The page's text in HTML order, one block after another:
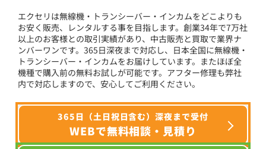
エクセリは無線機・トランシーバー・インカムをどこよりも
お安く販売、レンタルする事を目指します。創業34年で7万社
以上のお客様との取引実績があり、中古販売と買取で業界ナ
ンバーワンです。365日深夜まで対応し、日本全国に無線機・
トランシーバー・インカムをお届けしています。またほぼ全
機種で購入前の無料お試しが可能です。アフター修理も弊社
内で対応しますので、安心してご利用ください。
365日（土日祝日含む）深夜まで受付
WEBで無料相談・見積り